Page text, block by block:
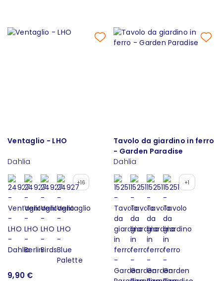
Ventaglio - LHO
Dahlia
+16
9,90 €
Tavolo da giardino in ferro
- Garden Paradise
Dahlia
+1